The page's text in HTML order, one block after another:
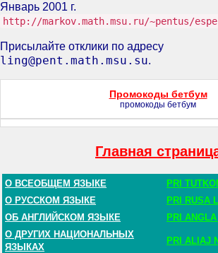
Январь 2001 г.
http://markov.math.msu.ru/~pentus/
Присылайте отклики по адресу
ling@pent.math.msu.su.
Промокоды бетбум
промокоды бетбум
Главная
О ВСЕОБЩЕМ ЯЗЫКЕ
PRI
О РУССКОМ ЯЗЫКЕ
PRI RUSA
ОБ АНГЛИЙСКОМ ЯЗЫКЕ
PRI
О ДРУГИХ НАЦИОНАЛЬНЫХ
ЯЗЫКАХ
PRI ALIAJ